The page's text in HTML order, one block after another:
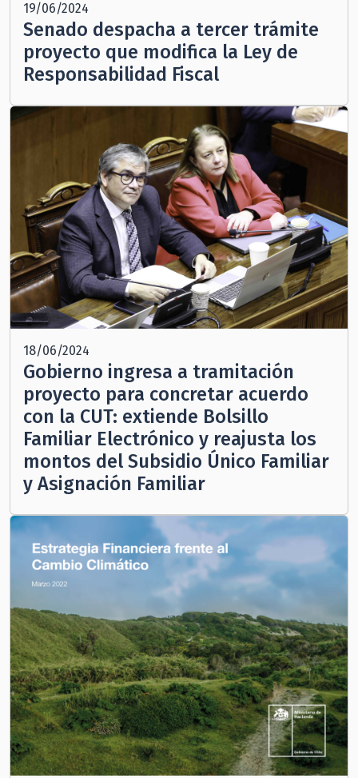
19/06/2024
Senado despacha a tercer trámite
proyecto que modifica la Ley de
Responsabilidad Fiscal
18/06/2024
Gobierno ingresa a tramitación
proyecto para concretar acuerdo
con la CUT: extiende Bolsillo
Familiar Electrónico y reajusta los
montos del Subsidio Único Familiar
y Asignación Familiar